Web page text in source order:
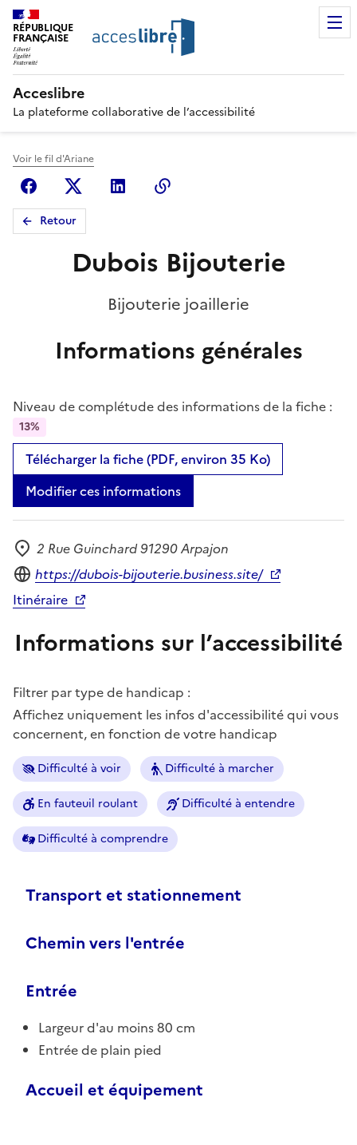
RÉPUBLIQUE
FRANÇAISE
Acceslibre
La plateforme collaborative de l’accessibilité
Voir le fil d'Ariane
FacebookX (anciennement Twitter)
Linkedin
Retour
Dubois Bijouterie
Bijouterie joaillerie
Informations générales
Niveau de complétude des informations de la fiche :
13%
Télécharger la fiche (PDF, environ 35 Ko)
Modifier ces informations
Adresse
2 Rue Guinchard 91290 Arpajon
Site internet
https://dubois-bijouterie.business.site/
Itinéraire
Informations sur l’accessibilité
Filtrer par type de handicap :
Affichez uniquement les infos d'accessibilité qui vous
concernent, en fonction de votre handicap
Difficulté à voir Difficulté à marcher
En fauteuil roulant Difficulté à entendre
Difficulté à comprendre
Transport et stationnement
Chemin vers l'entrée
Entrée
Largeur d'au moins 80 cm
Entrée de plain pied
Accueil et équipement